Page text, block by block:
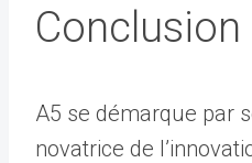
Conclusion
A5 se démarque par
novatrice de